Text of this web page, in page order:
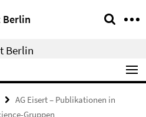
Berlin
Berlin
AG Eisert – Publikationen in
Gruppen